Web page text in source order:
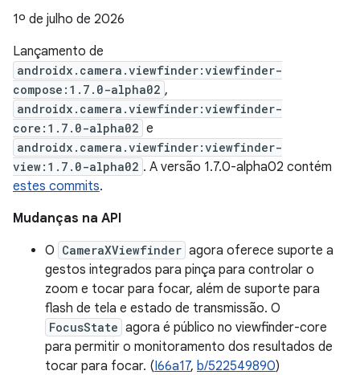
1º de julho de 2026
Lançamento de
androidx.camera.viewfinder:viewfinder-
compose:1.7.0-alpha02 ,
androidx.camera.viewfinder:viewfinder-
core:1.7.0-alpha02 e
androidx.camera.viewfinder:viewfinder-
view:1.7.0-alpha02 . A versão 1.7.0-alpha02 contém
estes commits.
Mudanças na API
O CameraXViewfinder agora oferece suporte a
gestos integrados para pinça para controlar o
zoom e tocar para focar, além de suporte para
flash de tela e estado de transmissão. O
FocusState agora é público no viewfinder-core
para permitir o monitoramento dos resultados de
tocar para focar. (I66a17, b/522549890)